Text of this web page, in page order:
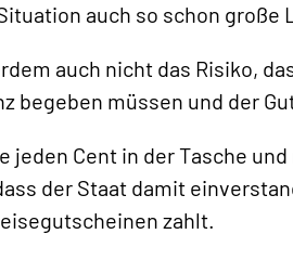
auch so schon
auch nicht das Risiko,
begeben müssen und der
jeden Cent in der Tasche
der Staat damit
zahlt.